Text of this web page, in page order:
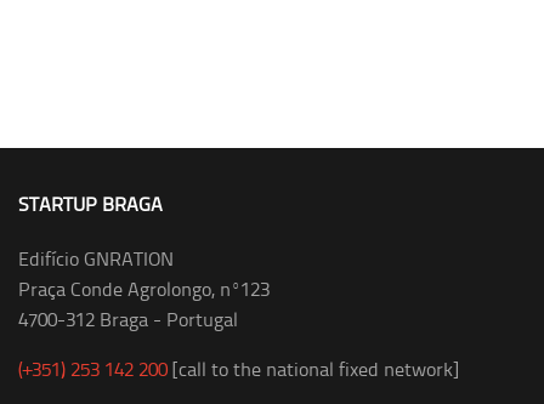
STARTUP BRAGA
Edifício GNRATION
Praça Conde Agrolongo, nº123
4700-312 Braga - Portugal
(+351) 253 142 200[call to the national fixed network]